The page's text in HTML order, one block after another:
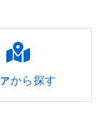
から探す